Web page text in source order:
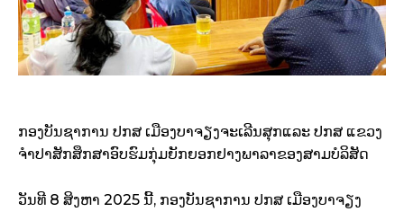
ກອງບັນຊາການ ປກສ ເມືອງບາຈຽງຈະເລີນສຸກແລະ ປກສ ແຂວງ
ຈຳປາສັກສຶກສາອົບຮົມກຸ່ມຍັກຍອກຢາງພາລາຂອງສາມບໍລິສັດ
ວັນທີ 8 ສິງຫາ 2025 ນີ້, ກອງບັນຊາການ ປກສ ເມືອງບາຈຽງ